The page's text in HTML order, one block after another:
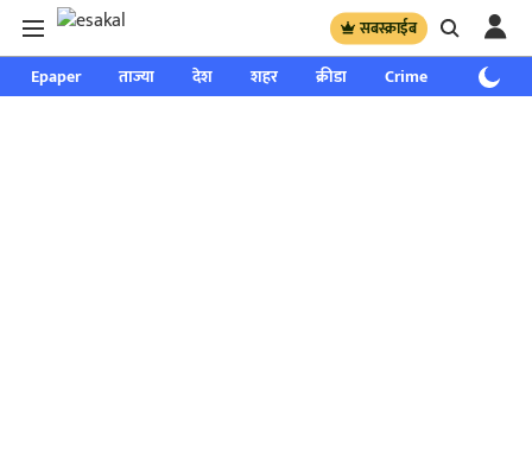
सबस्क्राईब
Epaper ताज्या देश शहर क्रीडा Crime साप्ताहिक